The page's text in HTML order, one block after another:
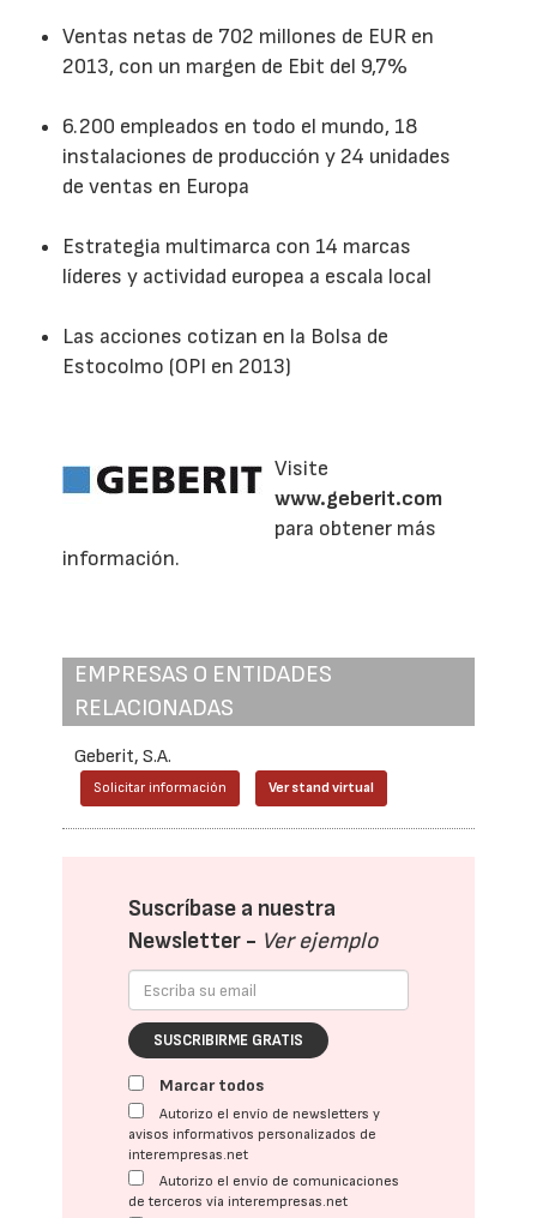
Ventas netas de 702 millones de EUR en
2013, con un margen de Ebit del 9,7%
6.200 empleados en todo el mundo, 18
instalaciones de producción y 24 unidades
de ventas en Europa
Estrategia multimarca con 14 marcas
líderes y actividad europea a escala local
Las acciones cotizan en la Bolsa de
Estocolmo (OPI en 2013)
Visite
www.geberit.com
para obtener más
información.
EMPRESAS O ENTIDADES
RELACIONADAS
Geberit, S.A.
Solicitar información Ver stand virtual
Suscríbase a nuestra
Newsletter - Ver ejemplo
SUSCRIBIRME GRATIS
Marcar todos
Autorizo el envío de newsletters y
avisos informativos personalizados de
interempresas.net
Autorizo el envío de comunicaciones
de terceros vía interempresas.net